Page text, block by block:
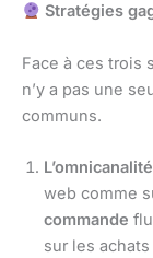
Stratégies
Face à ces trois
n’y a pas une
communs.
web comme
commande
sur les